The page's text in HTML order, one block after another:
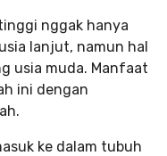
nggak hanya
lanjut, namun hal
usia muda. Manfaat
ini dengan
ke dalam tubuh